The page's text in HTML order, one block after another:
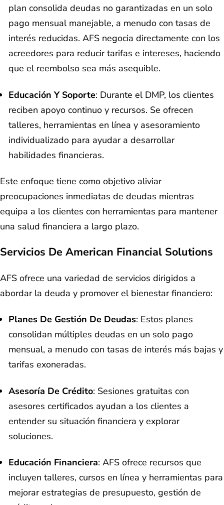
plan consolida deudas no garantizadas en un solo
pago mensual manejable, a menudo con tasas de
interés reducidas. AFS negocia directamente con los
acreedores para reducir tarifas e intereses, haciendo
que el reembolso sea más asequible.
Educación Y Soporte: Durante el DMP, los clientes
reciben apoyo continuo y recursos. Se ofrecen
talleres, herramientas en línea y asesoramiento
individualizado para ayudar a desarrollar
habilidades financieras.
Este enfoque tiene como objetivo aliviar
preocupaciones inmediatas de deudas mientras
equipa a los clientes con herramientas para mantener
una salud financiera a largo plazo.
Servicios De American Financial Solutions
AFS ofrece una variedad de servicios dirigidos a
abordar la deuda y promover el bienestar financiero:
Planes De Gestión De Deudas: Estos planes
consolidan múltiples deudas en un solo pago
mensual, a menudo con tasas de interés más bajas y
tarifas exoneradas.
Asesoría De Crédito: Sesiones gratuitas con
asesores certificados ayudan a los clientes a
entender su situación financiera y explorar
soluciones.
Educación Financiera: AFS ofrece recursos que
incluyen talleres, cursos en línea y herramientas para
mejorar estrategias de presupuesto, gestión de